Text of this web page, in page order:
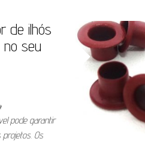
de ilhós
seu
pode garantir
Os